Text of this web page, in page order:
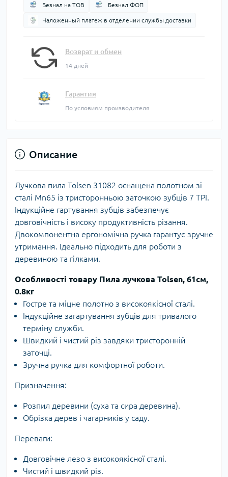
Безнал на ТОВ Безнал ФОП
Наложенный платеж в отделении службы доставки
Возврат и обмен
14 дней
Гарантия
По условиям производителя
Описание
Лучкова пила Tolsen 31082 оснащена полотном зі
сталі Mn65 із тристоронньою заточкою зубців 7 TPI.
Індукційне гартування зубців забезпечує
довговічність і високу продуктивність різання.
Двокомпонентна ергономічна ручка гарантує зручне
утримання. Ідеально підходить для роботи з
деревиною та гілками.
Особливості товару Пила лучкова Tolsen, 61см,
0.8кг
Гостре та міцне полотно з високоякісної сталі.
Індукційне загартування зубців для тривалого
терміну служби.
Швидкий і чистий різ завдяки тристоронній
заточці.
Зручна ручка для комфортної роботи.
Призначення:
Розпил деревини (суха та сира деревина).
Обрізка дерев і чагарників у саду.
Переваги:
Довговічне лезо з високоякісної сталі.
Чистий і швидкий різ.